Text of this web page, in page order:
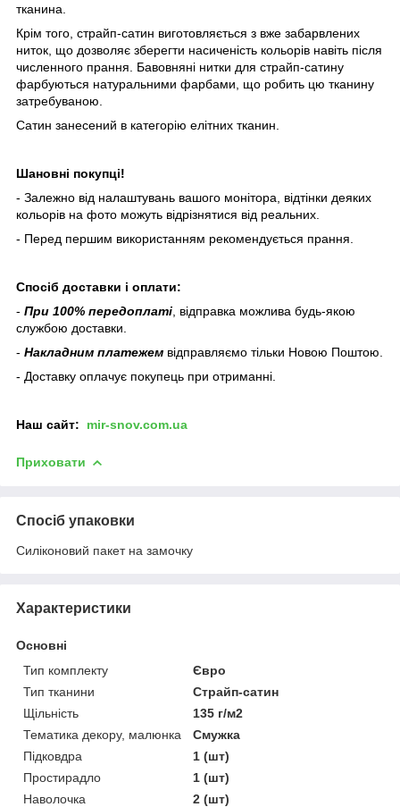
тканина.
Крім того, страйп-сатин виготовляється з вже забарвлених
ниток, що дозволяє зберегти насиченість кольорів навіть після
численного прання. Бавовняні нитки для страйп-сатину
фарбуються натуральними фарбами, що робить цю тканину
затребуваною.
Сатин занесений в категорію елітних тканин.
Шановні покупці!
- Залежно від налаштувань вашого монітора, відтінки деяких
кольорів на фото можуть відрізнятися від реальних.
- Перед першим використанням рекомендується прання.
Спосіб доставки і оплати:
- При 100% передоплаті , відправка можлива будь-якою
службою доставки.
- Накладним платежем відправляємо тільки Новою Поштою.
- Доставку оплачує покупець при отриманні.
Наш сайт: mir-snov.com.ua
Приховати
Спосіб упаковки
Силіконовий пакет на замочку
Характеристики
Основні
Тип комплекту
Євро
Тип тканини
Страйп-сатин
Щільність
135 г/м2
Тематика декору, малюнка
Смужка
Підковдра
1 (шт)
Простирадло
1 (шт)
Наволочка
2 (шт)